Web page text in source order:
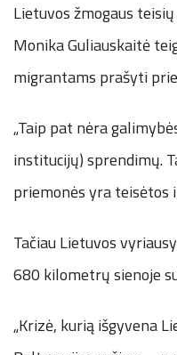
Lietuvos žmogaus
Monika Guliauskaitė
migrantams prašyti
„Taip pat nėra
institucijų) sprendimų.
priemonės yra teisėtos
Tačiau Lietuvos
680 kilometrų sienoje
„Krizė, kurią išgyvena